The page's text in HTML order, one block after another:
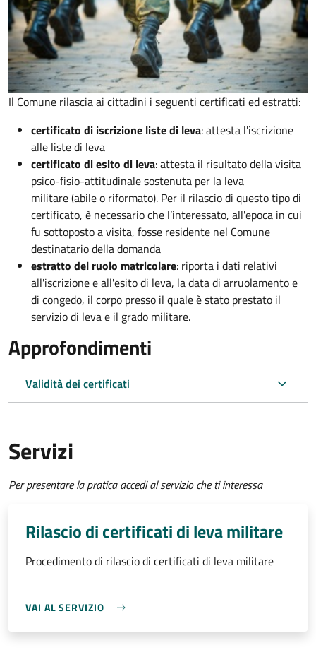
Il Comune rilascia ai cittadini i seguenti certificati ed estratti:
certificato di iscrizione liste di leva: attesta l'iscrizione
alle liste di leva
certificato di esito di leva: attesta il risultato della visita
psico-fisio-attitudinale sostenuta per la leva
militare (abile o riformato). Per il rilascio di questo tipo di
certificato, è necessario che l’interessato, all'epoca in cui
fu sottoposto a visita, fosse residente nel Comune
destinatario della domanda
estratto del ruolo matricolare: riporta i dati relativi
all'iscrizione e all'esito di leva, la data di arruolamento e
di congedo, il corpo presso il quale è stato prestato il
servizio di leva e il grado militare.
Approfondimenti
Validità dei certificati
Servizi
Per presentare la pratica accedi al servizio che ti interessa
Rilascio di certificati di leva militare
Procedimento di rilascio di certificati di leva militare
VAI AL SERVIZIO